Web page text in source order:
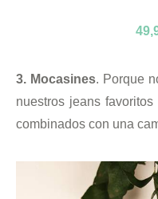
3. Mocasines. Porque
nuestros jeans
combinados con una